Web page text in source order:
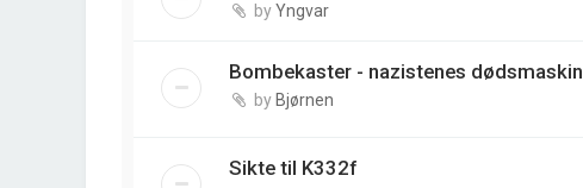
byYngvar
Bombekaster - nazistenes dødsmaskin
by Bjørnen
Sikte til K332f